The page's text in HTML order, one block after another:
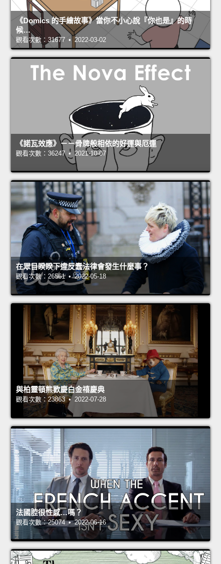
《Domics 的手繪故事》當你不小心說『你也是』的時
候…
觀看次數：31677 • 2022-03-02
《諾瓦效應》－－骨牌般相依的好運與厄運
觀看次數：36247 • 2021-10-07
在眾目睽睽下違反蠢法律會發生什麼事？
觀看次數：26561 • 2022-05-18
與柏靈頓熊歡慶白金禧慶典
觀看次數：23863 • 2022-07-28
法國腔很性感…嗎？
觀看次數：25074 • 2022-06-16